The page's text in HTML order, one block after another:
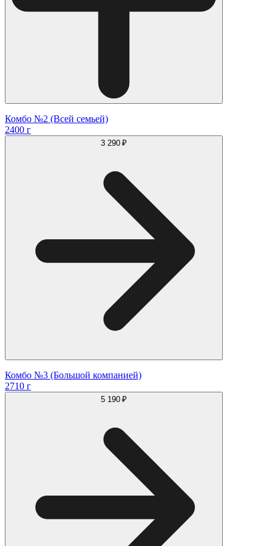
Комбо №2 (Всей семьей)
2400 г
3 290 ₽
Комбо №3 (Большой компанией)
2710 г
5 190 ₽